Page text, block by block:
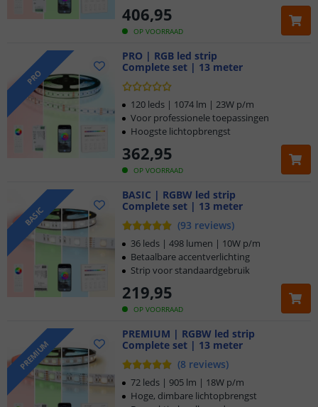
OP VOORRAAD
406,95
PRO
PRO | RGB led strip
Complete set | 13 meter
OP VOORRAAD
362,95
120 leds | 1074 lm | 23W p/m
Voor professionele toepassingen
Hoogste lichtopbrengst
BASIC
BASIC | RGBW led strip
Complete set | 13 meter
(93 reviews)
OP VOORRAAD
219,95
36 leds | 498 lumen | 10W p/m
Betaalbare accentverlichting
Strip voor standaardgebruik
PREMIUM
PREMIUM | RGBW led strip
Complete set | 13 meter
(8 reviews)
72 leds | 905 lm | 18W p/m
Hoge, dimbare lichtopbrengst